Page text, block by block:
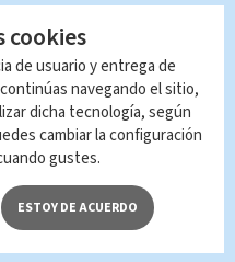
Estelar, 05
cookies
de usuario y entrega de
navegando el sitio,
dicha tecnología, según
cambiar la configuración
gustes.
ESTOY DE ACUERDO